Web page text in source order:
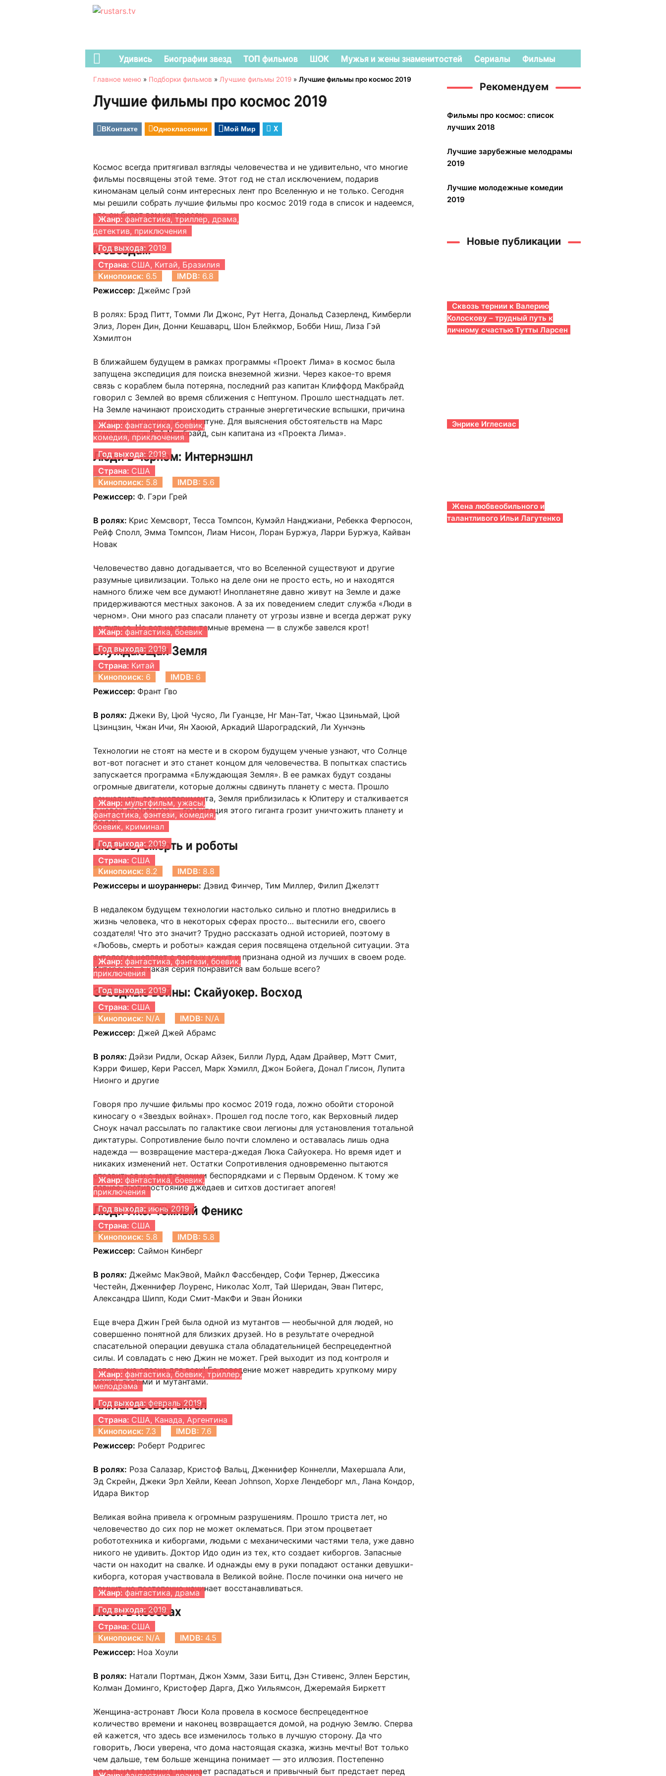
Удивись Биографии звезд ТОП фильмов ШОК Мужья и жены знаменитостей Сериалы Фильмы
Главное меню » Подборки фильмов » Лучшие фильмы 2019 » Лучшие фильмы про космос 2019
Лучшие фильмы про космос 2019
ВКонтакте Одноклассники Мой Мир X
Космос всегда притягивал взгляды человечества и не удивительно, что многие
фильмы посвящены этой теме. Этот год не стал исключением, подарив
киноманам целый сонм интересных лент про Вселенную и не только. Сегодня
мы решили собрать лучшие фильмы про космос 2019 года в список и надеемся,
что он будет вам интересен.
К звездам
Кинопоиск: 6.5 IMDB: 6.8
Жанр:фантастика, триллер, драма,
детектив, приключения
Год выхода:2019
Страна: США, Китай, Бразилия
Режиссер: Джеймс Грэй
В ролях: Бpэд Питт, Тoмми Ли Джонc, Рут Нeгга, Донaльд Сазeрленд, Кимбeрли
Элиз, Лорeн Дин, Донни Кешавaрц, Шон Блeйкмор, Бoбби Ниш, Лизa Гэй
Хэмилтoн
В ближайшем будущем в рамках программы «Проект Лима» в космос была
запущена экспедиция для поиска внеземной жизни. Через какое-то время
связь с кораблем была потеряна, последний раз капитан Клиффорд Макбрайд
говорил с Землей во время сближения с Нептуном. Прошло шестнадцать лет.
На Земле начинают происходить странные энергетические вспышки, причина
которых находится на… Нептуне. Для выяснения обстоятельств на Марс
отправляется Рой Макбрайд, сын капитана из «Проекта Лима».
Люди в чёрном: Интернэшнл
Кинопоиск: 5.8 IMDB: 5.6
Жанр:фантастика, боевик,
комедия, приключения
Год выхода:2019
Страна: США
Режиссер: Ф. Гэри Грей
В ролях: Крис Хемсворт, Тесса Томпсон, Кумэйл Нанджиани, Ребекка Фергюсон,
Рейф Сполл, Эмма Томпсон, Лиам Нисон, Лоран Буржуа, Ларри Буржуа, Кайван
Новак
Человечество давно догадывается, что во Вселенной существуют и другие
разумные цивилизации. Только на деле они не просто есть, но и находятся
намного ближе чем все думают! Инопланетяне давно живут на Земле и даже
придерживаются местных законов. А за их поведением следит служба «Люди в
черном». Они много раз спасали планету от угрозы извне и всегда держат руку
на пульсе. Но вот настали темные времена — в службе завелся крот!
Блуждающая Земля
Кинопоиск: 6 IMDB: 6
Жанр:фантастика, боевик
Год выхода:2019
Страна: Китай
Режиссер: Франт Гво
В ролях: Джеки Ву, Цюй Чусяо, Ли Гуанцзе, Нг Ман-Тат, Чжао Цзиньмай, Цюй
Цзинцзин, Чжан Ичи, Ян Хаоюй, Аркадий Шароградский, Ли Хунчэнь
Технологии не стоят на месте и в скором будущем ученые узнают, что Солнце
вот-вот погаснет и это станет концом для человечества. В попытках спастись
запускается программа «Блуждающая Земля». В ее рамках будут созданы
огромные двигатели, которые должны сдвинуть планету с места. Прошло
семнадцать лет эксперимента, Земля приблизилась к Юпитеру и сталкивается
с новой проблемой — гравитация этого гиганта грозит уничтожить планету и
людей.
Любовь, смерть и роботы
Кинопоиск: 8.2 IMDB: 8.8
Жанр:мультфильм, ужасы,
фантастика, фэнтези, комедия,
боевик, криминал
Год выхода:2019
Страна: США
Режиссеры и шоураннеры: Дэвид Финчер, Тим Миллер, Филип Джелэтт
В недалеком будущем технологии настолько сильно и плотно внедрились в
жизнь человека, что в некоторых сферах просто… вытеснили его, своего
создателя! Что это значит? Трудно рассказать одной историей, поэтому в
«Любовь, смерть и роботы» каждая серия посвящена отдельной ситуации. Эта
антология цепляет с первых минут и признана одной из лучших в своем роде.
Интересно, а какая серия понравится вам больше всего?
Звёздные войны: Скайуокер. Восход
Кинопоиск: N/A IMDB: N/A
Жанр: фантастика, фэнтези, боевик,
приключения
Год выхода:2019
Страна: США
Режиссер: Джей Джей Абрамс
В ролях: Дэйзи Ридли, Оскар Айзек, Билли Лурд, Адам Драйвер, Мэтт Смит,
Кэрри Фишер, Кери Рассел, Марк Хэмилл, Джон Бойега, Донал Глисон, Лупита
Нионго и другие
Говоря про лучшие фильмы про космос 2019 года, ложно обойти стороной
киносагу о «Звездых войнах». Прошел год после того, как Верховный лидер
Сноук начал рассылать по галактике свои легионы для установления тотальной
диктатуры. Сопротивление было почти сломлено и оставалась лишь одна
надежда — возвращение мастера-джедая Люка Сайуокера. Но время идет и
никаких изменений нет. Остатки Сопротивления одновременно пытаются
справиться и с внутренними беспорядками и с Первым Орденом. К тому же
давнее противостояние джедаев и ситхов достигает апогея!
Люди Икс: Тёмный Феникс
Кинопоиск: 5.8 IMDB: 5.8
Жанр: фантастика, боевик,
приключения
Год выхода:июнь 2019
Страна: США
Режиссер: Саймон Кинберг
В ролях: Джеймс МакЭвой, Майкл Фассбендер, Софи Тернер, Джессика
Честейн, Дженнифер Лоуренс, Николас Холт, Тай Шеридан, Эван Питерс,
Александра Шипп, Коди Смит-МакФи и Эван Йоники
Еще вчера Джин Грей была одной из мутантов — необычной для людей, но
совершенно понятной для близких друзей. Но в результате очередной
спасательной операции девушка стала обладательницей беспрецедентной
силы. И совладать с нею Джин не может. Грей выходит из под контроля и
теперь она опасна для всех! Ее поведение может навредить хрупкому миру
между людьми и мутантами.
Алита: Боевой ангел
Кинопоиск: 7.3 IMDB: 7.6
Жанр:фантастика, боевик, триллер,
мелодрама
Год выхода:февраль 2019
Страна: США, Канада, Аргентина
Режиссер: Роберт Родригес
В ролях: Роза Салазар, Кристоф Вальц, Дженнифер Коннелли, Махершала Али,
Эд Скрейн, Джеки Эрл Хейли, Keean Johnson, Хорхе Лендеборг мл., Лана Кондор,
Идара Виктор
Великая война привела к огромным разрушениям. Прошло триста лет, но
человечество до сих пор не может оклематься. При этом процветает
робототехника и киборгами, людьми с механическими частями тела, уже давно
никого не удивить. Доктор Идо один из тех, кто создает киборгов. Запасные
части он находит на свалке. И однажды ему в руки попадают останки девушки-
киборга, которая участвовала в Великой войне. После починки она ничего не
помнит, но постепенно начинает восстанавливаться.
Люси в небесах
Кинопоиск: N/A IMDB: 4.5
Жанр: фантастика, драма
Год выхода:2019
Страна: США
Режиссер: Ноа Хоули
В ролях: Натали Портман, Джон Хэмм, Зази Битц, Дэн Стивенс, Эллен Берстин,
Колман Доминго, Кристофер Дарга, Джо Уильямсон, Джеремайя Биркетт
Женщина-астронавт Люси Кола провела в космосе беспрецедентное
количество времени и наконец возвращается домой, на родную Землю. Сперва
ей кажется, что здесь все изменилось только в лучшую сторону. Да что
говорить, Люси уверена, что дома настоящая сказка, жизнь мечты! Вот только
чем дальше, тем больше женщина понимает — это иллюзия. Постепенно
идеальная картинка начинает распадаться и привычный быт предстает перед
Рекомендуем
Фильмы про космос: список
лучших 2018
Лучшие зарубежные мелодрамы
2019
Лучшие молодежные комедии
2019
Новые публикации
Сквозь тернии к Валерию
Колоскову – трудный путь к
личному счастью Тутты Ларсен
Энрике Иглесиас
Жена любвеобильного и
талантливого Ильи Лагутенко